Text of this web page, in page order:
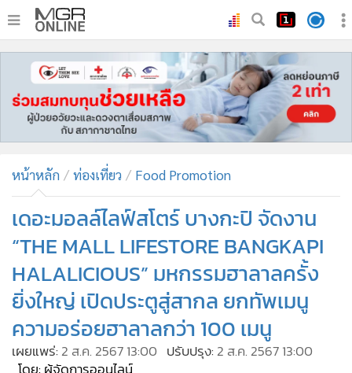
หน้าหลัก
ทันเหตุการณ์
• ภาคใต้
• บันเทิง
ผู้จัดการรายวัน
• คอลัมนิสต์
ละคร
• CbizReview
• Cyber BIZ
• ผู้จัดกวน
• Good health & Well-being
หน้าหลัก ท่องเที่ยว Food Promotion
เดอะมอลล์ไลฟ์สโตร์ บางกะปิ จัดงาน
“THE MALL LIFESTORE BANGKAPI
HALALICIOUS” มหกรรมฮาลาลครั้ง
ยิ่งใหญ่ เปิดประตูสู่สากล ยกทัพเมนู
ความอร่อยฮาลาลกว่า 100 เมนู
เผยแพร่: 2 ส.ค. 2567 13:00 ปรับปรุง: 2 ส.ค. 2567 13:00